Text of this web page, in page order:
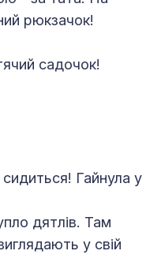
рюкзачок!
садочок!
Гайнула у
дятлів. Там
у свій